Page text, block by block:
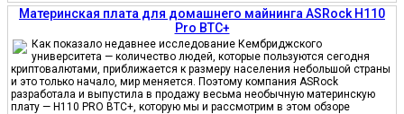
Материнская плата для домашнего майнинга ASRock H110
Pro BTC+
Как показало недавнее исследование Кембриджского
университета — количество людей, которые пользуются сегодня
криптовалютами, приближается к размеру населения небольшой страны
и это только начало, мир меняется. Поэтому компания ASRock
разработала и выпустила в продажу весьма необычную материнскую
плату — H110 PRO BTC+, которую мы и рассмотрим в этом обзоре